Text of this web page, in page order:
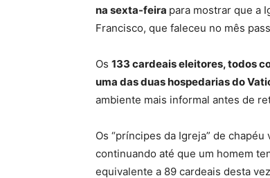
na sexta-feira para mostrar que a
Francisco, que faleceu no mês
Os 133 cardeais eleitores, todos
uma das duas hospedarias do
ambiente mais informal antes de
Os “príncipes da Igreja” de
continuando até que um homem
equivalente a 89 cardeais desta